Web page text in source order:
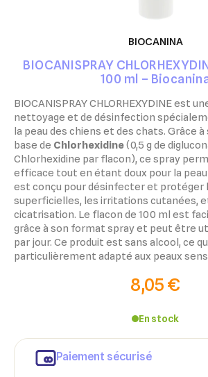
BIOCANINA
BIOCANISPRAY
100 ml –
BIOCANISPRAY CHLORHEXYDINE est
nettoyage et de désinfection
la peau des chiens et des chats. Grâce
base de Chlorhexidine(0,5 g de
Chlorhexidine par flacon), ce spray
efficace tout en étant doux pour la
est conçu pour désinfecter et protéger
superficielles, les irritations cutanées,
cicatrisation. Le flacon de 100 ml est
grâce à son format spray et peut être
par jour. Ce produit est sans alcool, ce
particulièrement adapté aux peaux
8,05 €
En stock
Paiement sécurisé